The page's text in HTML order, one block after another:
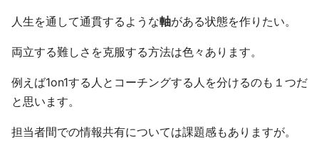
人生を通して通貫するような軸がある状態を作りたい。
両立する難しさを克服する方法は色々あります。
例えば1on1する人とコーチングする人を分けるのも１つだ
と思います。
担当者間での情報共有については課題感もありますが。